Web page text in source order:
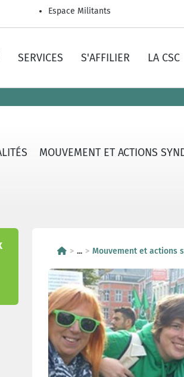
Espace Militants
SERVICES S'AFFILIER LA CSC
MOUVEMENT ET ACTIONS
... Mouvement et actions